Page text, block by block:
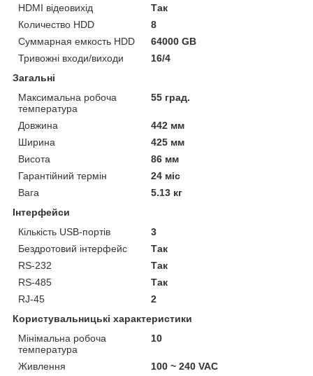
HDMI відеовихід
Так
Количество HDD
8
Суммарная емкость HDD
64000 GB
Тривожні входи/виходи
16/4
Загальні
Максимальна робоча
температура
55 град.
Довжина
442 мм
Ширина
425 мм
Висота
86 мм
Гарантійний термін
24 міс
Вага
5.13 кг
Інтерфейси
Кількість USB-портів
3
Бездротовий інтерфейс
Так
RS-232
Так
RS-485
Так
RJ-45
2
Користувальницькі характеристики
Мінімальна робоча
температура
10
Живлення
100 ~ 240 VAC